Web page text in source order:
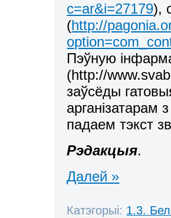
c=ar&i=27179),
(http://
Пэўную
(http://
заўсёды
арганізатарам
падаем тэкст
Рэдакцыя.
Далей »
Катэгорыі: 1.3.